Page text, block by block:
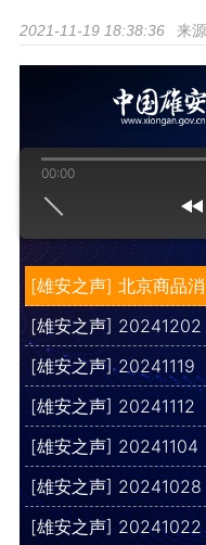
2021-11-19 18:38:36 来
[雄安之声] 北京商品
[雄安之声] 20241202
[雄安之声] 20241119
[雄安之声] 20241112
[雄安之声] 20241104
[雄安之声] 20241028
[雄安之声] 20241022
00:00